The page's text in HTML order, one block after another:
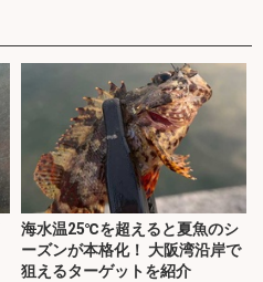
海水温25℃を超えると夏魚のシ
ーズンが本格化！ 大阪湾沿岸で
狙えるターゲットを紹介